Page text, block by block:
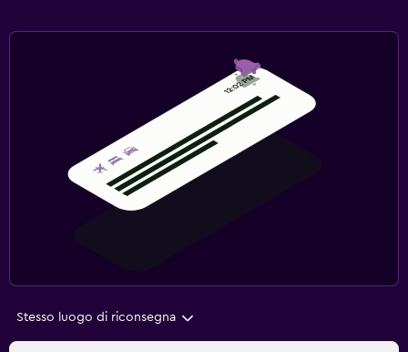
Stesso luogo di riconsegna